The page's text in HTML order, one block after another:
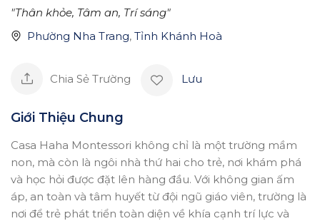
"Thân khỏe, Tâm an, Trí sáng"
Phường Nha Trang, Tỉnh Khánh Hoà
Chia Sẻ Trường Lưu
Giới Thiệu Chung
Casa Haha Montessori không chỉ là một trường mầm
non, mà còn là ngôi nhà thứ hai cho trẻ, nơi khám phá
và học hỏi được đặt lên hàng đầu. Với không gian ấm
áp, an toàn và tâm huyết từ đội ngũ giáo viên, trường là
nơi để trẻ phát triển toàn diện về khía cạnh trí lực và